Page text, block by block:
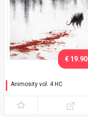
Animosity vol. 4 HC
€ 19.90